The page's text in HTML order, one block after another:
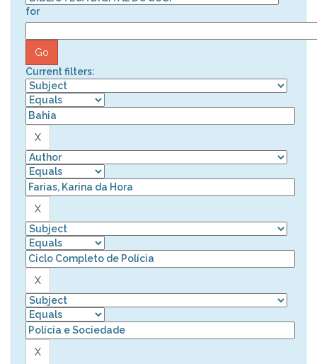
for
Current filters: